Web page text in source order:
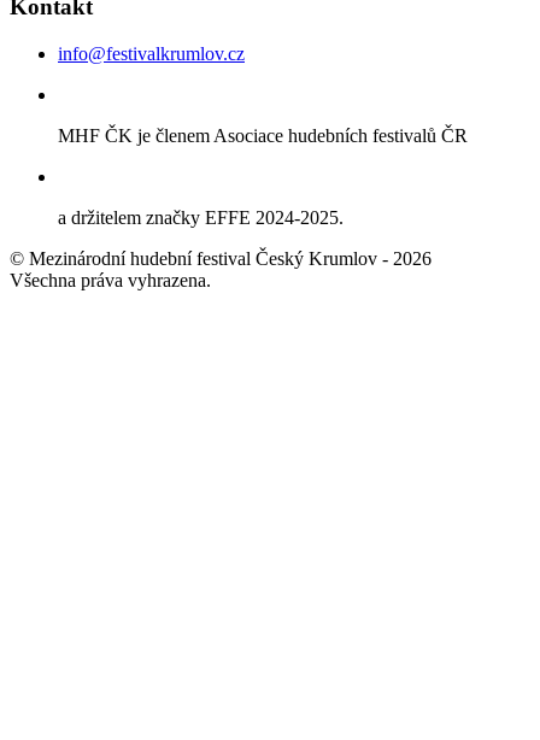
Kontakt
info@festivalkrumlov.cz
MHF ČK je členem Asociace hudebních festivalů ČR
a držitelem značky EFFE 2024-2025.
© Mezinárodní hudební festival Český Krumlov - 2026
Všechna práva vyhrazena.